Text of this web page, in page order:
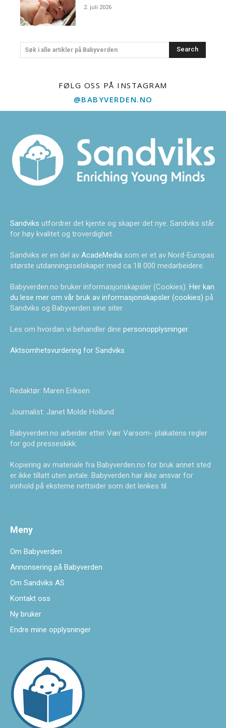
2. juli 2026
Søk i alle artikler på Babyverden Search
FØLG OSS PÅ INSTAGRAM
@BABYVERDEN.NO
Sandviks utfordrer det kjente og skaper det nye. Sandviks står
for høy kvalitet og troverdighet.
Sandviks er en del av AcadeMedia som er et av Nord-Europas
største utdanningsselskaper med ca 18 000 medarbeidere.
Babyverden.no bruker informasjonskapsler (Cookies). Her kan
du lese mer om vår bruk av informasjonskapsler (cookies) på
Sandviks og Babyverden sine siter.
Les om hvordan vi behandler dine personopplysninger.
Aktsomhetsvurdering for Sandviks.
Redaktør: Maren Eriksen
Journalist: Janet Molde Hollund
Babyverden.no arbeider etter Vær Varsom- plakatens regler
for god presseskikk.
Kopiering av materiale fra Babyverden.no for bruk annet sted
er ikke tillatt uten avtale. Babyverden har ikke ansvar for
innhold på eksterne nettsider som det lenkes til.
Meny
Om Babyverden
Annonsering på Babyverden
Om Sandviks AS
Kontakt oss
Ny bruker
Endre mine opplysninger